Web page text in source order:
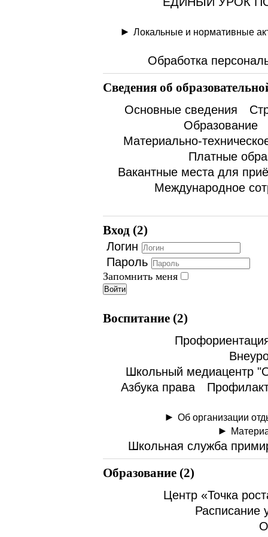
Локальные и нормативные
Обработка
Сведения об
Основные сведения
Образование
Материально-
Платные
Вакантные места для
Международное
Вход (2)
Логин
Пароль
Запомнить меня
Войти
Воспитание (2)
Школьный медиацентр
Азбука права
Об организации
Школьная служба
Образование (2)
Центр «Точка
Расписание